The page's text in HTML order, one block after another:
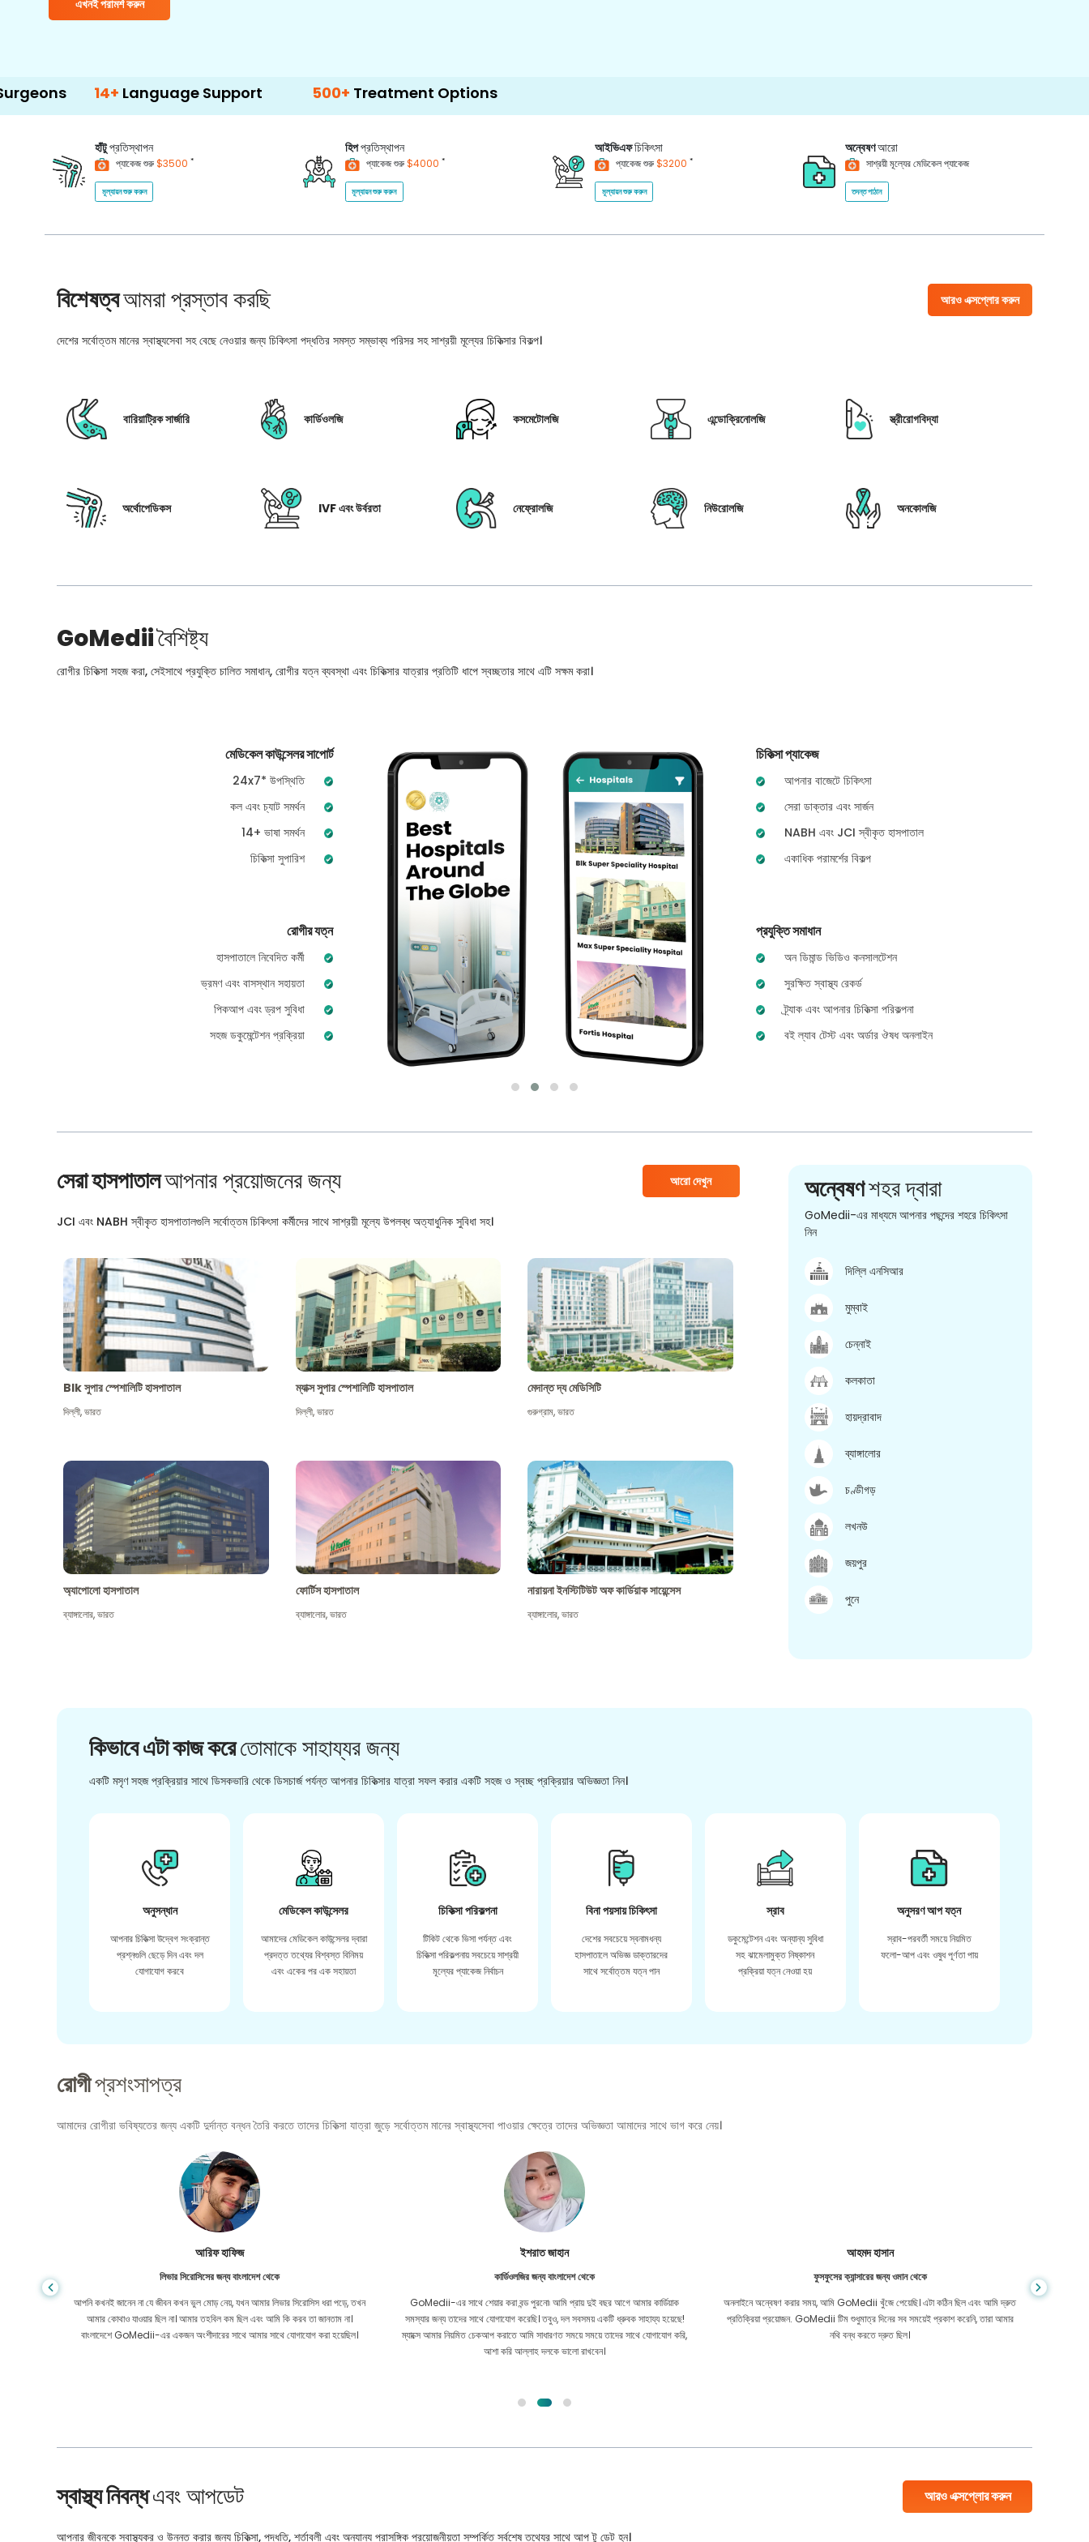
এখনই পরামর্শ করুন
14+Language Support 500+ Treatment Options
হাঁটুপ্রতিস্থাপন
প্যাকেজ শুরু$3500 *
মূল্যায়ন শুরু করুন
হিপপ্রতিস্থাপন
প্যাকেজ শুরু$4000 *
মূল্যায়ন শুরু করুন
আইভিএফচিকিৎসা
প্যাকেজ শুরু$3200 *
মূল্যায়ন শুরু করুন
অন্বেষণআরো
সাশ্রয়ী মূল্যের মেডিকেল প্যাকেজ
তদন্ত পাঠান
বিশেষত্বআমরা প্রস্তাব করছি আরও এক্সপ্লোর করুন
দেশের সর্বোত্তম মানের স্বাস্থ্যসেবা সহ বেছে নেওয়ার জন্য চিকিৎসা পদ্ধতির সমস্ত সম্ভাব্য পরিসর সহ সাশ্রয়ী মূল্যের চিকিত্সার বিকল্প।
বারিয়াট্রিক সার্জারি কার্ডিওলজি কসমেটোলজি এন্ডোক্রিনোলজি স্ত্রীরোগবিদ্যা
অর্থোপেডিকস IVF এবং উর্বরতা নেফ্রোলজি নিউরোলজি অনকোলজি
GoMediiবৈশিষ্ট্য
রোগীর চিকিত্সা সহজ করা, সেইসাথে প্রযুক্তি চালিত সমাধান, রোগীর যত্ন ব্যবস্থা এবং চিকিত্সার যাত্রার প্রতিটি ধাপে স্বচ্ছতার সাথে এটি সক্ষম করা।
মেডিকেল কাউন্সেলর সাপোর্ট
24x7* উপস্থিতি
কল এবং চ্যাট সমর্থন
14+ ভাষা সমর্থন
চিকিত্সা সুপারিশ
রোগীর যত্ন
হাসপাতালে নিবেদিত কর্মী
ভ্রমণ এবং বাসস্থান সহায়তা
পিকআপ এবং ড্রপ সুবিধা
সহজ ডকুমেন্টেশন প্রক্রিয়া
চিকিত্সা প্যাকেজ
আপনার বাজেটে চিকিৎসা
সেরা ডাক্তার এবং সার্জন
NABH এবং JCI স্বীকৃত হাসপাতাল
একাধিক পরামর্শের বিকল্প
প্রযুক্তি সমাধান
অন ডিমান্ড ভিডিও কনসালটেশন
সুরক্ষিত স্বাস্থ্য রেকর্ড
ট্র্যাক এবং আপনার চিকিত্সা পরিকল্পনা
বই ল্যাব টেস্ট এবং অর্ডার ঔষধ অনলাইন
সেরা হাসপাতালআপনার প্রয়োজনের জন্য আরো দেখুন
JCI এবং NABH স্বীকৃত হাসপাতালগুলি সর্বোত্তম চিকিৎসা কর্মীদের সাথে সাশ্রয়ী মূল্যে উপলব্ধ অত্যাধুনিক সুবিধা সহ।
Blk সুপার স্পেশালিটি হাসপাতাল
দিল্লী,ভারত
ম্যাক্স সুপার স্পেশালিটি হাসপাতাল
দিল্লী,ভারত
মেদান্ত দ্য মেডিসিটি
গুরুগ্রাম,ভারত
অ্যাপোলো হাসপাতাল
ব্যাঙ্গালোর,ভারত
ফোর্টিস হাসপাতাল
ব্যাঙ্গালোর,ভারত
নারায়না ইনস্টিটিউট অফ কার্ডিয়াক সায়েন্সেস
ব্যাঙ্গালোর,ভারত
অন্বেষণশহর দ্বারা
GoMedii-এর মাধ্যমে আপনার পছন্দের শহরে চিকিৎসা
নিন
দিল্লি এনসিআর
মুম্বাই
চেন্নাই
কলকাতা
হায়দ্রাবাদ
ব্যাঙ্গালোর
চণ্ডীগড়
লখনউ
জয়পুর
পুনে
কিভাবে এটা কাজ করেতোমাকে সাহায্যর জন্য
একটি মসৃণ সহজ প্রক্রিয়ার সাথে ডিসকভারি থেকে ডিসচার্জ পর্যন্ত আপনার চিকিত্সার যাত্রা সফল করার একটি সহজ ও স্বচ্ছ প্রক্রিয়ার অভিজ্ঞতা নিন।
অনুসন্ধান
আপনার চিকিত্সা উদ্বেগ সংক্রান্ত
প্রশ্নগুলি ছেড়ে দিন এবং দল
যোগাযোগ করবে
মেডিকেল কাউন্সেলর
আমাদের মেডিকেল কাউন্সেলর দ্বারা
প্রদত্ত তথ্যের বিশ্বস্ত বিনিময়
এবং একের পর এক সহায়তা
চিকিত্সা পরিকল্পনা
টিকিট থেকে ভিসা পর্যন্ত এবং
চিকিত্সা পরিকল্পনায় সবচেয়ে সাশ্রয়ী
মূল্যের প্যাকেজ নির্বাচন
বিনা পয়সায় চিকিৎসা
দেশের সবচেয়ে স্বনামধন্য
হাসপাতালে অভিজ্ঞ ডাক্তারদের
সাথে সর্বোত্তম যত্ন পান
স্রাব
ডকুমেন্টেশন এবং অন্যান্য সুবিধা
সহ ঝামেলামুক্ত নিষ্কাশন
প্রক্রিয়া যত্ন নেওয়া হয়
অনুসরণ আপ যত্ন
স্রাব-পরবর্তী সময়ে নিয়মিত
ফলো-আপ এবং ওষুধ পূর্ণতা পায়
রোগীপ্রশংসাপত্র
আমাদের রোগীরা ভবিষ্যতের জন্য একটি দুর্দান্ত বন্ধন তৈরি করতে তাদের চিকিত্সা যাত্রা জুড়ে সর্বোত্তম মানের স্বাস্থ্যসেবা পাওয়ার ক্ষেত্রে তাদের অভিজ্ঞতা আমাদের সাথে ভাগ করে নেয়।
আরিফ হাফিজ
লিভার সিরোসিসের জন্য বাংলাদেশ থেকে
আপনি কখনই জানেন না যে জীবন কখন ভুল মোড় নেয়, যখন আমার লিভার সিরোসিস ধরা পড়ে, তখন
আমার কোথাও যাওয়ার ছিল না। আমার তহবিল কম ছিল এবং আমি কি করব তা জানতাম না।
বাংলাদেশে GoMedii-এর একজন অংশীদারের সাথে আমার সাথে যোগাযোগ করা হয়েছিল।
ইশরাত জাহান
কার্ডিওলজির জন্য বাংলাদেশ থেকে
GoMedii-এর সাথে শেয়ার করা বন্ড পুরনো৷ আমি প্রায় দুই বছর আগে আমার কার্ডিয়াক
সমস্যার জন্য তাদের সাথে যোগাযোগ করেছি। তবুও, দল সবসময় একটি ধ্রুবক সাহায্য হয়েছে!
ম্যাক্সে আমার নিয়মিত চেকআপ করাতে আমি সাধারণত সময়ে সময়ে তাদের সাথে যোগাযোগ করি,
আশা করি আল্লাহ দলকে ভালো রাখবেন।
আহমদ হাসান
ফুসফুসের ক্যান্সারের জন্য ওমান থেকে
অনলাইনে অন্বেষণ করার সময়, আমি GoMedii খুঁজে পেয়েছি। এটা কঠিন ছিল এবং আমি দ্রুত
প্রতিক্রিয়া প্রয়োজন. GoMedii টিম শুধুমাত্র দিনের সব সময়েই প্রকাশ করেনি, তারা আমার
নথি বন্ধ করতে দ্রুত ছিল।
স্বাস্থ্য নিবন্ধএবং আপডেট আরও এক্সপ্লোর করুন
আপনার জীবনকে স্বাস্থ্যকর ও উন্নত করার জন্য চিকিত্সা, পদ্ধতি, শর্তাবলী এবং অন্যান্য প্রাসঙ্গিক প্রয়োজনীয়তা সম্পর্কিত সর্বশেষ তথ্যের সাথে আপ টু ডেট হন।